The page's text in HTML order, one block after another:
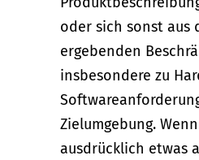
oder sich sonst aus
ergebenden
insbesondere zu
Zielumgebung.
ausdrücklich etwas